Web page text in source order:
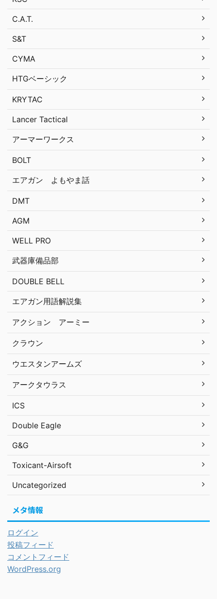
C.A.T.
S&T
CYMA
HTGベーシック
KRYTAC
Lancer Tactical
アーマーワークス
BOLT
エアガン よもやま話
DMT
AGM
WELL PRO
武器庫備品部
DOUBLE BELL
エアガン用語解説集
アクション アーミー
クラウン
ウエスタンアームズ
アークタウラス
ICS
Double Eagle
G&G
Toxicant-Airsoft
Uncategorized
メタ情報
ログイン
投稿フィード
コメントフィード
WordPress.org